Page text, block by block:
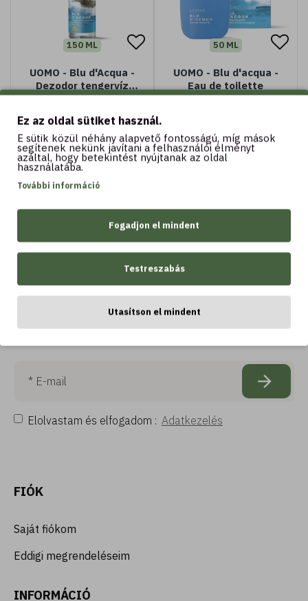
Kosárba
150 ML
UOMO - Blu d'Acqua -
Dezodor tengervíz
sókkal (150 ml)
Kosárba
50 ML
UOMO - Blu d'acqua -
Eau de toilette
Elértél a lista végére
Bottega Verde hírlevél
Elolvastam és elfogadom : Adatkezelés
FIÓK
Saját fiókom
Eddigi megrendeléseim
INFORMÁCIÓ
Ez az oldal sütiket használ.
E sütik közül néhány alapvető fontosságú, míg mások
segítenek nekünk javítani a felhasználói élményt
azáltal, hogy betekintést nyújtanak az oldal
használatába.
További információ
Fogadjon el mindent
Testreszabás
Utasítson el mindent